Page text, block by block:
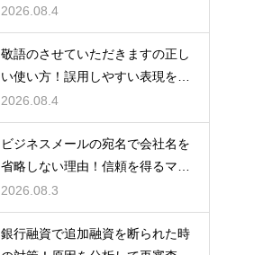
適に働く術
2026.08.4
敬語のさせていただきますの正し
い使い方！誤用しやすい表現を理
解する術
2026.08.4
ビジネスメールの宛名で会社名を
省略しない理由！信頼を得るマナ
ー
2026.08.3
銀行融資で追加融資を断られた時